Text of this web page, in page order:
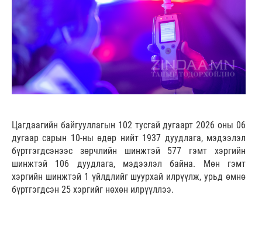
Цагдаагийн байгууллагын 102 тусгай дугаарт 2026 оны 06
дугаар сарын 10-ны өдөр нийт 1937 дуудлага, мэдээлэл
бүртгэгдсэнээс зөрчлийн шинжтэй 577 гэмт хэргийн
шинжтэй 106 дуудлага, мэдээлэл байна. Мөн гэмт
хэргийн шинжтэй 1 үйлдлийг шуурхай илрүүлж, урьд өмнө
бүртгэгдсэн 25 хэргийг нөхөн илрүүллээ.